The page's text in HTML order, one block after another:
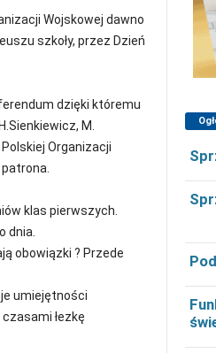
Wojskowej dawno
szkoły, przez Dzień
dzięki któremu
M.
Organizacji
klas pierwszych.
dnia.
obowiązki ? Przede
umiejętności
łezkę